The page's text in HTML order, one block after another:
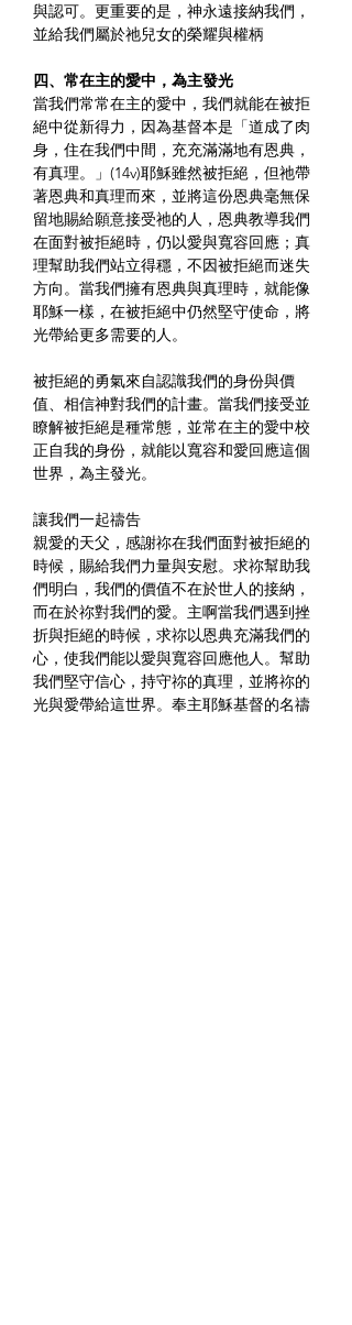
與認可。更重要的是，神永遠接納我們，
並給我們屬於祂兒女的榮耀與權柄
四、常在主的愛中，為主發光
當我們常常在主的愛中，我們就能在被拒
絕中從新得力，因為基督本是「道成了肉
身，住在我們中間，充充滿滿地有恩典，
有真理。」(14v)耶穌雖然被拒絕，但祂帶
著恩典和真理而來，並將這份恩典毫無保
留地賜給願意接受祂的人，恩典教導我們
在面對被拒絕時，仍以愛與寬容回應；真
理幫助我們站立得穩，不因被拒絕而迷失
方向。當我們擁有恩典與真理時，就能像
耶穌一樣，在被拒絕中仍然堅守使命，將
光帶給更多需要的人。
被拒絕的勇氣來自認識我們的身份與價
值、相信神對我們的計畫。當我們接受並
瞭解被拒絕是種常態，並常在主的愛中校
正自我的身份，就能以寬容和愛回應這個
世界，為主發光。
讓我們一起禱告
親愛的天父，感謝祢在我們面對被拒絕的
時候，賜給我們力量與安慰。求祢幫助我
們明白，我們的價值不在於世人的接納，
而在於祢對我們的愛。主啊當我們遇到挫
折與拒絕的時候，求祢以恩典充滿我們的
心，使我們能以愛與寬容回應他人。幫助
我們堅守信心，持守祢的真理，並將祢的
光與愛帶給這世界。奉主耶穌基督的名禱